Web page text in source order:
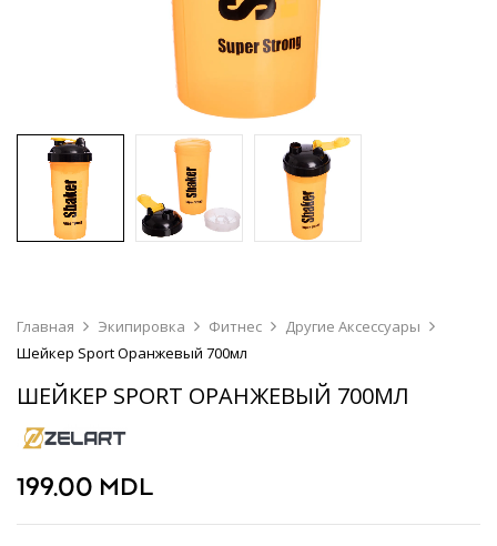
Главная Экипировка Фитнес
Другие Аксессуары
Шейкер Sport Оранжевый 700мл
ШЕЙКЕР SPORT ОРАНЖЕВЫЙ 700МЛ
199.00 MDL